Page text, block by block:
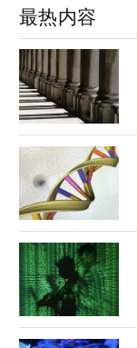
最热内容